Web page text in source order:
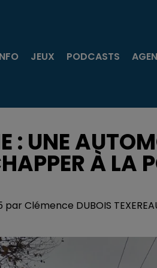
JEUX PODCASTS
: UNE
À LA
Clémence DUBOIS